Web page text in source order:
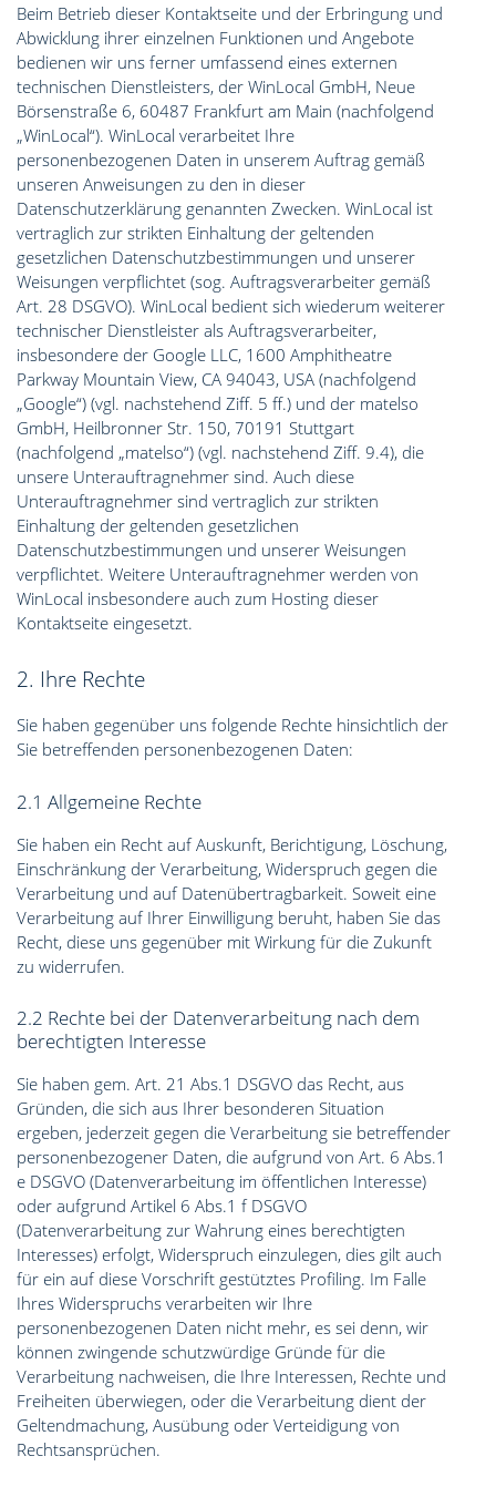
Beim Betrieb dieser Kontaktseite und der Erbringung und
Abwicklung ihrer einzelnen Funktionen und Angebote
bedienen wir uns ferner umfassend eines externen
technischen Dienstleisters, der WinLocal GmbH, Neue
Börsenstraße 6, 60487 Frankfurt am Main (nachfolgend
„WinLocal“). WinLocal verarbeitet Ihre
personenbezogenen Daten in unserem Auftrag gemäß
unseren Anweisungen zu den in dieser
Datenschutzerklärung genannten Zwecken. WinLocal ist
vertraglich zur strikten Einhaltung der geltenden
gesetzlichen Datenschutzbestimmungen und unserer
Weisungen verpflichtet (sog. Auftragsverarbeiter gemäß
Art. 28 DSGVO). WinLocal bedient sich wiederum weiterer
technischer Dienstleister als Auftragsverarbeiter,
insbesondere der Google LLC, 1600 Amphitheatre
Parkway Mountain View, CA 94043, USA (nachfolgend
„Google“) (vgl. nachstehend Ziff. 5 ff.) und der matelso
GmbH, Heilbronner Str. 150, 70191 Stuttgart
(nachfolgend „matelso“) (vgl. nachstehend Ziff. 9.4), die
unsere Unterauftragnehmer sind. Auch diese
Unterauftragnehmer sind vertraglich zur strikten
Einhaltung der geltenden gesetzlichen
Datenschutzbestimmungen und unserer Weisungen
verpflichtet. Weitere Unterauftragnehmer werden von
WinLocal insbesondere auch zum Hosting dieser
Kontaktseite eingesetzt.
2. Ihre Rechte
Sie haben gegenüber uns folgende Rechte hinsichtlich der
Sie betreffenden personenbezogenen Daten:
2.1 Allgemeine Rechte
Sie haben ein Recht auf Auskunft, Berichtigung, Löschung,
Einschränkung der Verarbeitung, Widerspruch gegen die
Verarbeitung und auf Datenübertragbarkeit. Soweit eine
Verarbeitung auf Ihrer Einwilligung beruht, haben Sie das
Recht, diese uns gegenüber mit Wirkung für die Zukunft
zu widerrufen.
2.2 Rechte bei der Datenverarbeitung nach dem
berechtigten Interesse
Sie haben gem. Art. 21 Abs.1 DSGVO das Recht, aus
Gründen, die sich aus Ihrer besonderen Situation
ergeben, jederzeit gegen die Verarbeitung sie betreffender
personenbezogener Daten, die aufgrund von Art. 6 Abs.1
e DSGVO (Datenverarbeitung im öffentlichen Interesse)
oder aufgrund Artikel 6 Abs.1 f DSGVO
(Datenverarbeitung zur Wahrung eines berechtigten
Interesses) erfolgt, Widerspruch einzulegen, dies gilt auch
für ein auf diese Vorschrift gestütztes Profiling. Im Falle
Ihres Widerspruchs verarbeiten wir Ihre
personenbezogenen Daten nicht mehr, es sei denn, wir
können zwingende schutzwürdige Gründe für die
Verarbeitung nachweisen, die Ihre Interessen, Rechte und
Freiheiten überwiegen, oder die Verarbeitung dient der
Geltendmachung, Ausübung oder Verteidigung von
Rechtsansprüchen.